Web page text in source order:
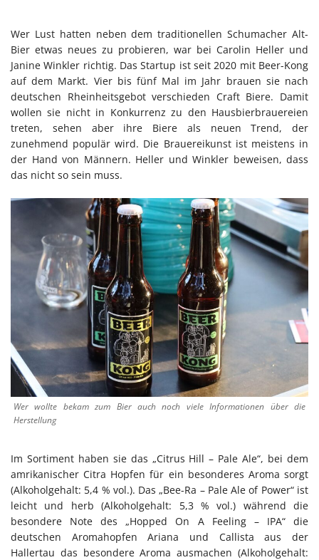
Wer Lust hatten neben dem traditionellen Schumacher Alt-
Bier etwas neues zu probieren, war bei Carolin Heller und
Janine Winkler richtig. Das Startup ist seit 2020 mit Beer-Kong
auf dem Markt. Vier bis fünf Mal im Jahr brauen sie nach
deutschen Rheinheitsgebot verschieden Craft Biere. Damit
wollen sie nicht in Konkurrenz zu den Hausbierbrauereien
treten, sehen aber ihre Biere als neuen Trend, der
zunehmend populär wird. Die Brauereikunst ist meistens in
der Hand von Männern. Heller und Winkler beweisen, dass
das nicht so sein muss.
Wer wollte bekam zum Bier auch noch viele Informationen über die
Herstellung
Im Sortiment haben sie das „Citrus Hill – Pale Ale“, bei dem
amrikanischer Citra Hopfen für ein besonderes Aroma sorgt
(Alkoholgehalt: 5,4 % vol.). Das „Bee-Ra – Pale Ale of Power“ ist
leicht und herb (Alkoholgehalt: 5,3 % vol.) während die
besondere Note des „Hopped On A Feeling – IPA“ die
deutschen Aromahopfen Ariana und Callista aus der
Hallertau das besondere Aroma ausmachen (Alkoholgehalt: